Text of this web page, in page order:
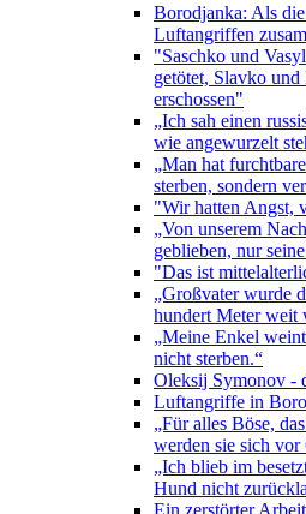
Borodjanka: Als
Luftangriffen
"Saschko und
getötet, Slavko
erschossen"
„Ich sah einen
wie angewurzelt
„Man hat
sterben, sondern
"Wir hatten Angst,
„Von unserem
geblieben, nur
"Das ist
„Großvater wurde
hundert Meter weit
„Meine Enkel
nicht sterben.“
Oleksij Symonov -
Luftangriffe in
„Für alles Böse,
werden sie sich vor
„Ich blieb im
Hund nicht
Ein zerstörter